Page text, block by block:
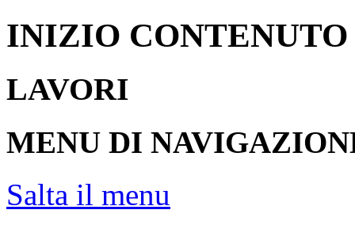
INIZIO CONTENUTO
LAVORI
MENU DI
Salta il menu